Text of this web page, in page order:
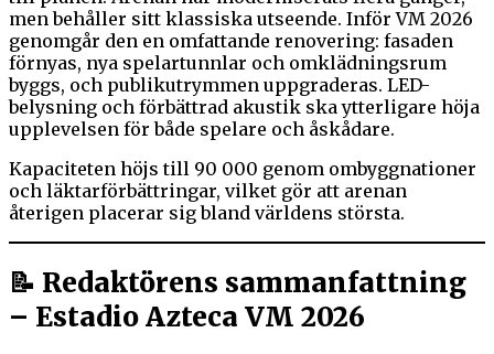
men behåller sitt klassiska utseende. Inför VM 2026
genomgår den en omfattande renovering: fasaden
förnyas, nya spelartunnlar och omklädningsrum
byggs, och publikutrymmen uppgraderas. LED-
belysning och förbättrad akustik ska ytterligare höja
upplevelsen för både spelare och åskådare.
Kapaciteten höjs till 90 000 genom ombyggnationer
och läktarförbättringar, vilket gör att arenan
återigen placerar sig bland världens största.
📝 Redaktörens sammanfattning
– Estadio Azteca VM 2026